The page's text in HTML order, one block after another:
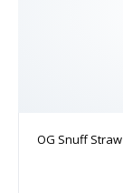
OG Snuff